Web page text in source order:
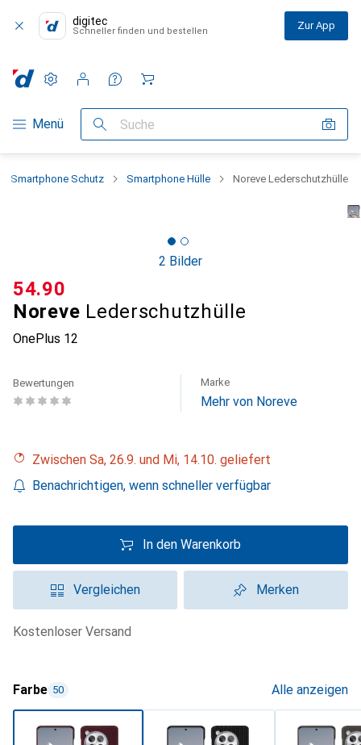
digitec
Schneller finden und bestellen Zur App
Navigation nach Kategorien
Menü Suche
Einstellungen
Kundenkonto
Vergleichslisten
Merklisten
Warenkorb
Smartphone Schutz Smartphone Hülle Noreve Lederschutzhülle
2 Bilder
Noreve Lederschutzhülle
OnePlus 12
CHF
54.90
Bewertungen Marke
Mehr von Noreve
Zwischen Sa, 26.9. und Mi, 14.10. geliefert
Benachrichtigen, wenn schneller verfügbar
In den Warenkorb
Vergleichen Merken
kostenloser Versand
Farbe 50 Alle anzeigen